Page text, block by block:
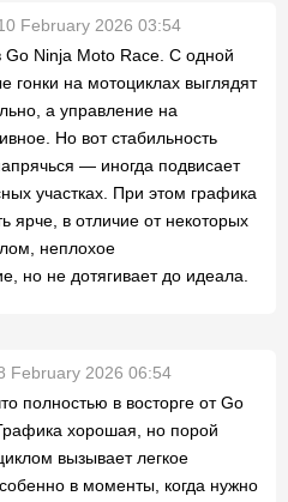
February 2026 03:54
Go Ninja Moto Race. С одной
гонки на мотоциклах выглядят
а управление на
Но вот стабильность
— иногда подвисает
участках. При этом графика
ярче, в отличие от некоторых
неплохое
но не дотягивает до идеала.
February 2026 06:54
полностью в восторге от Go
хорошая, но порой
вызывает легкое
в моменты, когда нужно